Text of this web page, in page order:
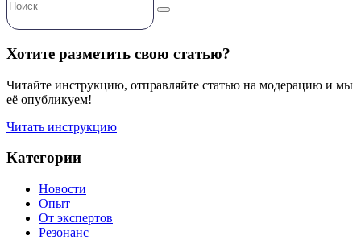
Хотите разметить свою статью?
Читайте инструкцию, отправляйте статью на модерацию и мы
её опубликуем!
Читать инструкцию
Категории
Новости
Опыт
От экспертов
Резонанс